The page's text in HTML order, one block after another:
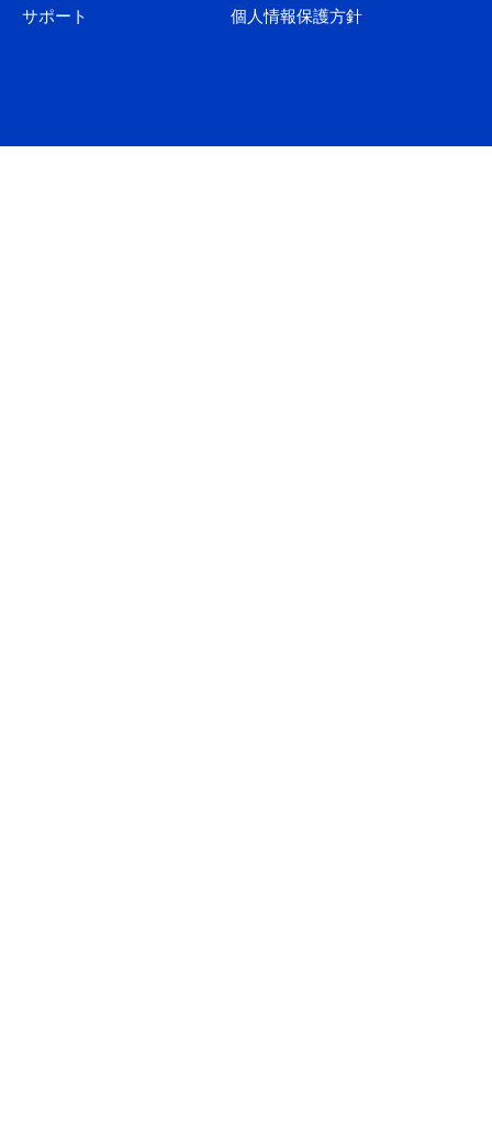
サポート
個人情報保護方針